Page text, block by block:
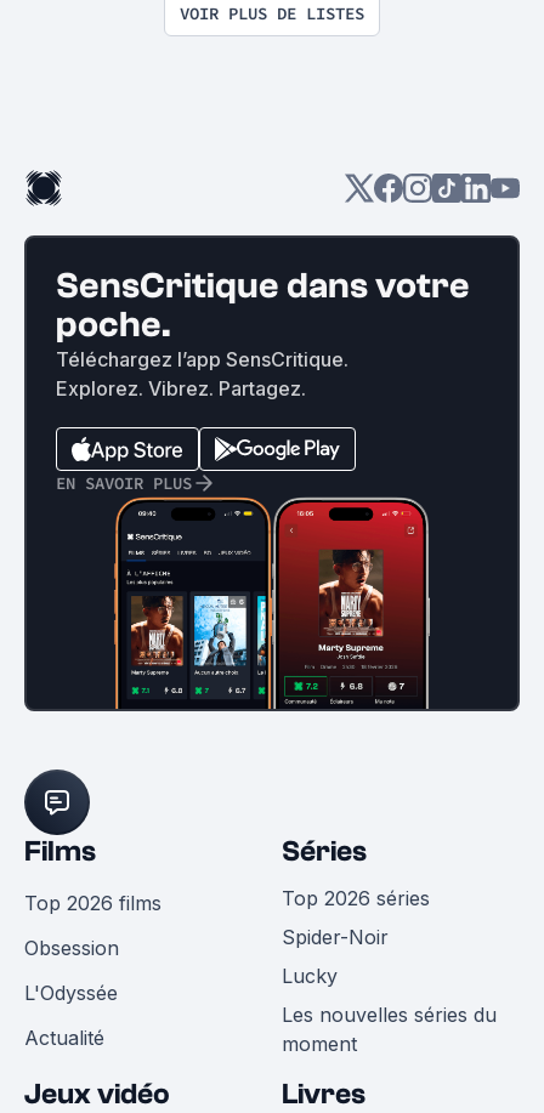
VOIR PLUS DE LISTES
SensCritique dans votre
poche.
Téléchargez l’app SensCritique.
Explorez. Vibrez. Partagez.
EN SAVOIR PLUS
Films
Top 2026 films
Obsession
L'Odyssée
Actualité
Séries
Top 2026 séries
Spider-Noir
Lucky
Les nouvelles séries du
moment
Jeux vidéo Livres